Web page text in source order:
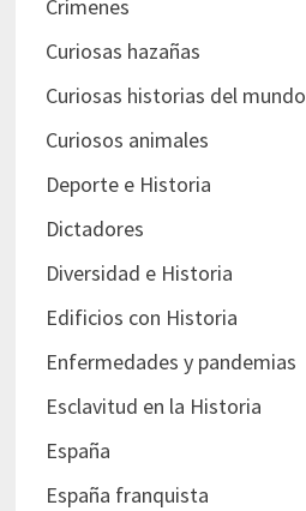
Crímenes
Curiosas hazañas
Curiosas historias del mundo
Curiosos animales
Deporte e Historia
Dictadores
Diversidad e Historia
Edificios con Historia
Enfermedades y pandemias
Esclavitud en la Historia
España
España franquista